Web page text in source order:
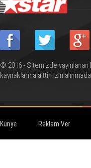
© 2016 - Sitemizde
kaynaklarına aittir. İzin
Künye Reklam Ver